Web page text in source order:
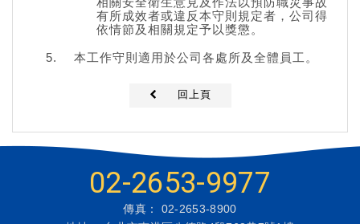
有所成效者或違反本守則規定者，公司得
依情節及相關規定予以獎懲。
本工作守則適用於公司各處所及全體員工。
回上頁
02-2653-9977
傳真： 02-2653-8900